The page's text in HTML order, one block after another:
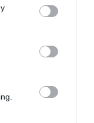
Wodociągi,
produkt